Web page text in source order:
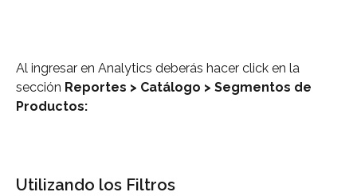
Al ingresar en Analytics deberás hacer click en la
sección Reportes > Catálogo > Segmentos de
Productos:
Utilizando los Filtros